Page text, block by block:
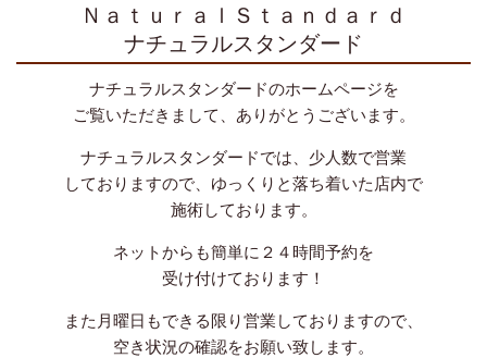
ＮａｔｕｒａｌＳｔａｎｄａｒｄ
ナチュラルスタンダード
ナチュラルスタンダードのホームページを
ご覧いただきまして、ありがとうございます。
ナチュラルスタンダードでは、少人数で営業
しておりますので、ゆっくりと落ち着いた店内で
施術しております。
ネットからも簡単に２４時間予約を
受け付けております！
また月曜日もできる限り営業しておりますので、
空き状況の確認をお願い致します。